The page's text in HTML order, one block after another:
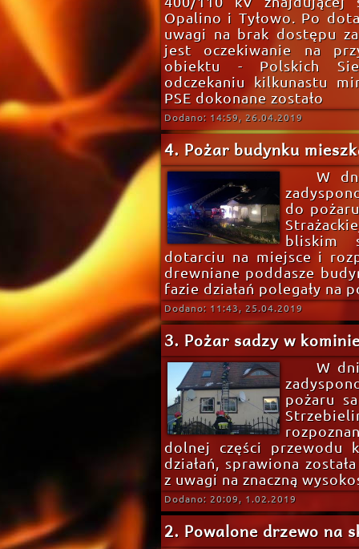
Opalino i Tyłowo. Po
uwagi na brak dostępu
jest oczekiwanie na
obiektu - Polskich
odczekaniu kilkunastu
PSE dokonane zostało
Dodano: 14:59, 26.04.2019
4. Pożar budynku
W
do
bliskim
dotarciu na miejsce i
drewniane poddasze
fazie działań polegały na
Dodano: 11:43, 25.04.2019
3. Pożar sadzy w
W
pożaru
dolnej części przewodu
działań, sprawiona
z uwagi na znaczną
Dodano: 20:09, 1.02.2019
2. Powalone drzewo na